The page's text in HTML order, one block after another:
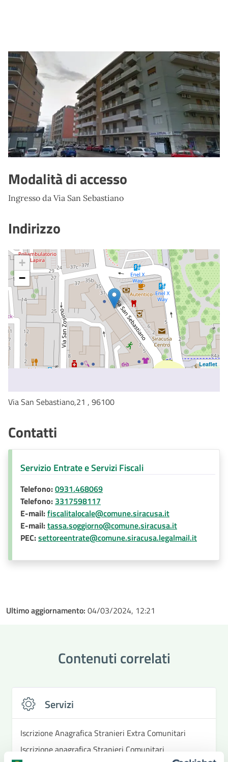
Modalità di accesso
Ingresso da Via San Sebastiano
Indirizzo
+
−
Leaflet
Via San Sebastiano,21 , 96100
Contatti
Servizio Entrate e Servizi Fiscali
Telefono:0931.468069
Telefono: 3317598117
E-mail:fiscalitalocale@comune.siracusa.it
E-mail:tassa.soggiorno@comune.siracusa.it
PEC:settoreentrate@comune.siracusa.legalmail.it
Ultimo aggiornamento: 04/03/2024, 12:21
Contenuti correlati
Servizi
Iscrizione Anagrafica Stranieri Extra Comunitari
Iscrizione anagrafica Stranieri Comunitari